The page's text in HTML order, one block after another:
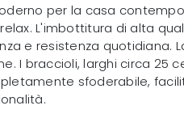
per la casa
L'imbottitura di alta
e resistenza quotidiana.
I braccioli, larghi circa 25
sfoderabile,